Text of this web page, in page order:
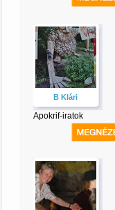
B Klári
Apokrif-iratok